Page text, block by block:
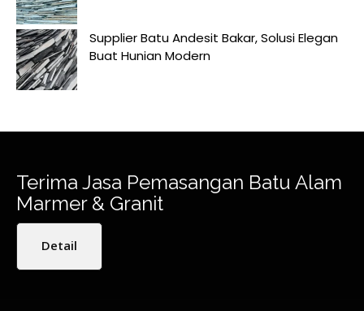
Supplier Batu Andesit Bakar, Solusi Elegan
Buat Hunian Modern
Terima Jasa Pemasangan Batu Alam
Marmer & Granit
Detail